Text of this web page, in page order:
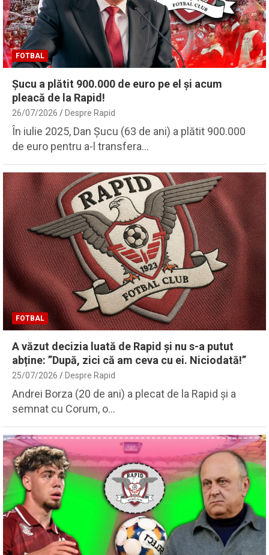
FOTBAL
Șucu a plătit 900.000 de euro pe el și acum
pleacă de la Rapid!
26/07/2026 Despre Rapid
În iulie 2025, Dan Șucu (63 de ani) a plătit 900.000
de euro pentru a-l transfera…
FOTBAL
A văzut decizia luată de Rapid și nu s-a putut
abține: ”După, zici că am ceva cu ei. Niciodată!”
25/07/2026 Despre Rapid
Andrei Borza (20 de ani) a plecat de la Rapid și a
semnat cu Corum, o…